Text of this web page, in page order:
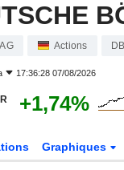
Actions
17:36:28 07/08/2026
+1,74%
Graphiques